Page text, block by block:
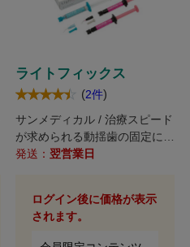
ライトフィックス
(2件)
サンメディカル / 治療スピード
が求められる動揺歯の固定に!
追加築盛や再固定も簡単にでき
発送： 翌営業日
ログイン後に価格が表示
されます。